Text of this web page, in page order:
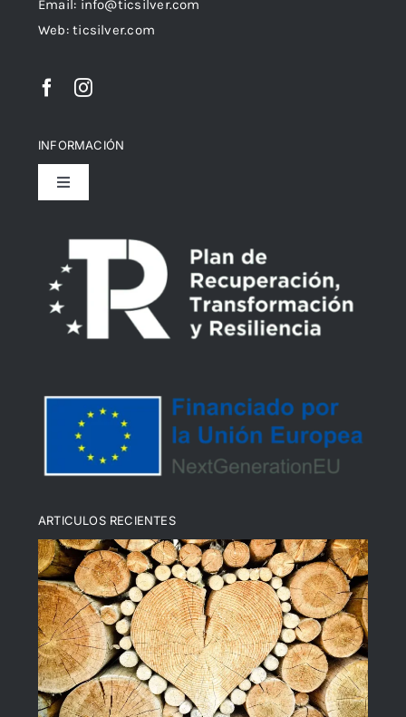
Email: info@ticsilver.com
Web: ticsilver.com
INFORMACIÓN
Toggle
Declaración de Accesibilidad
Política de cookies (UE)
ARTICULOS RECIENTES